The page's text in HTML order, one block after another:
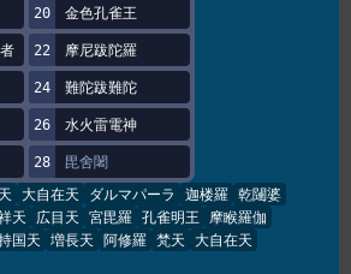
金色孔雀王
摩尼跋陀羅
難陀跋難陀
水火雷電神
毘舍闍
大自在天 ダルマパーラ 迦楼羅 乾闥婆
天 広目天 宮毘羅 孔雀明王 摩睺羅伽
国天 増長天 阿修羅 梵天 大自在天